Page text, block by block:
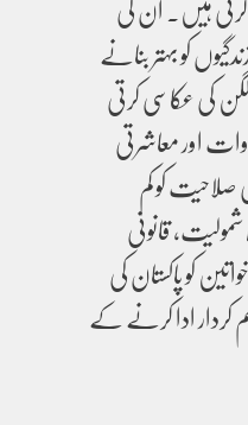
کو بہتر بنانے
کی عکاسی کرتی
اور معاشرتی
کو کم
قانونی
کو پاکستان کی
کردار ادا کرنے کے